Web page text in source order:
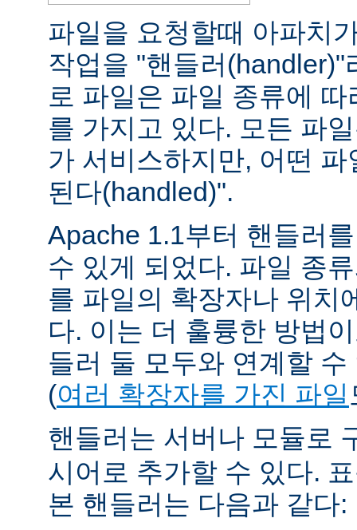
파일을 요청할때 아파치
작업을 "핸들러(handler)"
로 파일은 파일 종류에
를 가지고 있다. 모든 파
가 서비스하지만, 어떤
된다(handled)".
Apache 1.1부터 핸들러
수 있게 되었다. 파일 종
를 파일의 확장자나 위치
다. 이는 더 훌륭한 방법
들러 둘 모두와 연계할
(여러 확장자를 가진 파일
핸들러는 서버나 모듈로
시어로 추가할 수 있다.
본 핸들러는 다음과 같다: